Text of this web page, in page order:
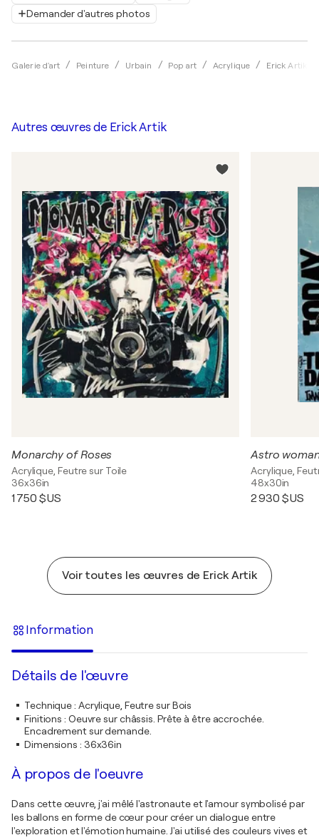
Demander d'autres photos
Galerie d'art Peinture Urbain Pop art Acrylique Erick Artik
Autres œuvres de Erick Artik
Monarchy of Roses
Acrylique, Feutre sur Toile
36x36in
1 750 $US
Astro
Acrylique,
48x30in
2 930 $US
Voir toutes les œuvres de Erick Artik
Information
Détails de l'œuvre
Technique: Acrylique, Feutre sur Bois
Finitions : Oeuvre sur châssis. Prête à être accrochée.
Encadrement sur demande.
Dimensions : 36x36in
À propos de l'oeuvre
Dans cette œuvre, j'ai mêlé l'astronaute et l'amour symbolisé par
les ballons en forme de cœur pour créer un dialogue entre
l'exploration et l'émotion humaine. J'ai utilisé des couleurs vives et